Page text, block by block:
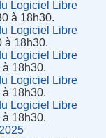
Logiciel Libre
à 18h30.
Logiciel Libre
à 18h30.
Logiciel Libre
18h30.
Logiciel Libre
18h30.
Logiciel Libre
18h30.